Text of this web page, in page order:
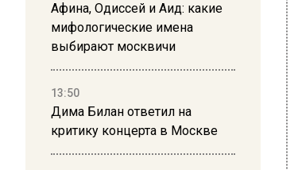
Афина, Одиссей и Аид: какие
мифологические имена
выбирают москвичи
13:50
Дима Билан ответил на
критику концерта в Москве